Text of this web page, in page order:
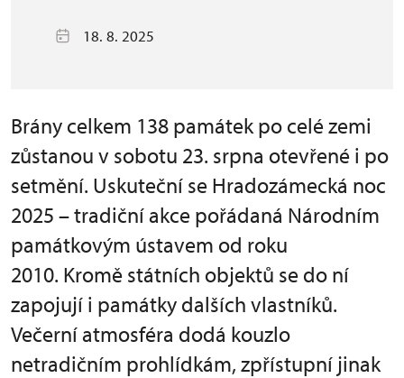
18. 8. 2025
Brány celkem 138 památek po celé zemi
zůstanou v sobotu 23. srpna otevřené i po
setmění. Uskuteční se Hradozámecká noc
2025 – tradiční akce pořádaná Národním
památkovým ústavem od roku
2010. Kromě státních objektů se do ní
zapojují i památky dalších vlastníků.
Večerní atmosféra dodá kouzlo
netradičním prohlídkám, zpřístupní jinak